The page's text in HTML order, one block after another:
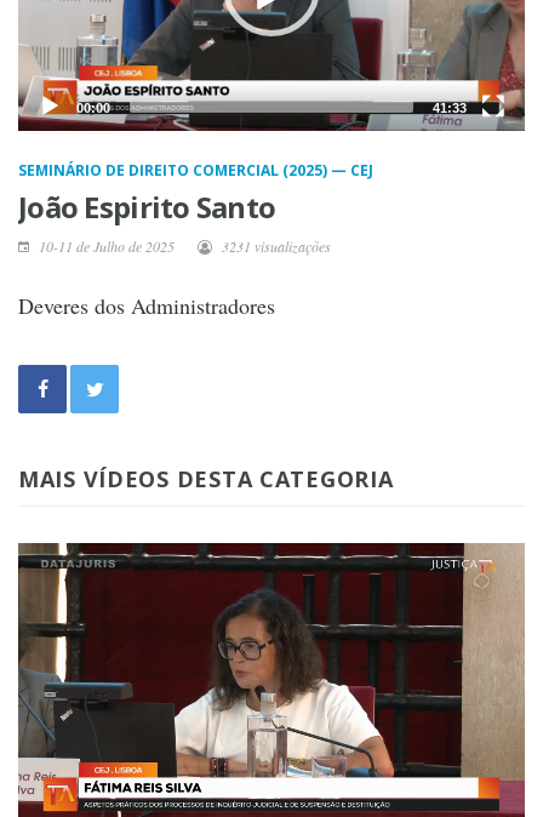
00:00 41:33
SEMINÁRIO DE DIREITO COMERCIAL (2025) — CEJ
João Espirito Santo
10-11 de Julho de 2025 3231 visualizações
Deveres dos Administradores
MAIS VÍDEOS DESTA CATEGORIA